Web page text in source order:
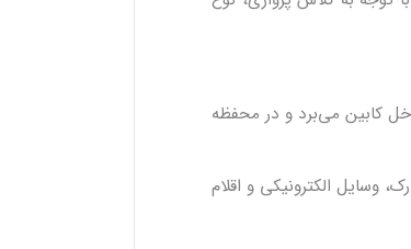
کابین می‌برد و در محفظه
وسایل الکترونیکی و اقلام